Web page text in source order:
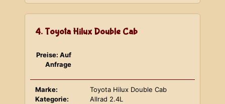
4. Toyota Hilux Double Cab
Preise: Auf
Anfrage
Marke:
Toyota Hilux Double Cab
Kategorie:
Allrad 2.4L